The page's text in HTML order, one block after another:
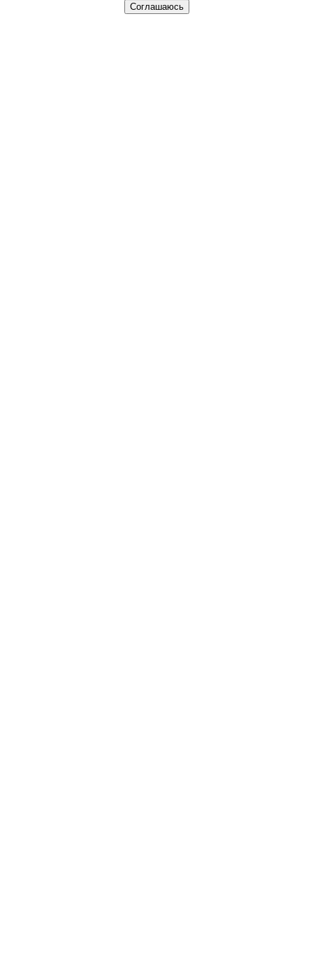
Соглашаюсь